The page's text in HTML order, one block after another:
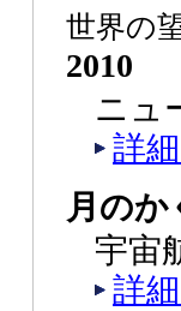
世界の
2010
ニュ
詳
月の
宇宙
詳